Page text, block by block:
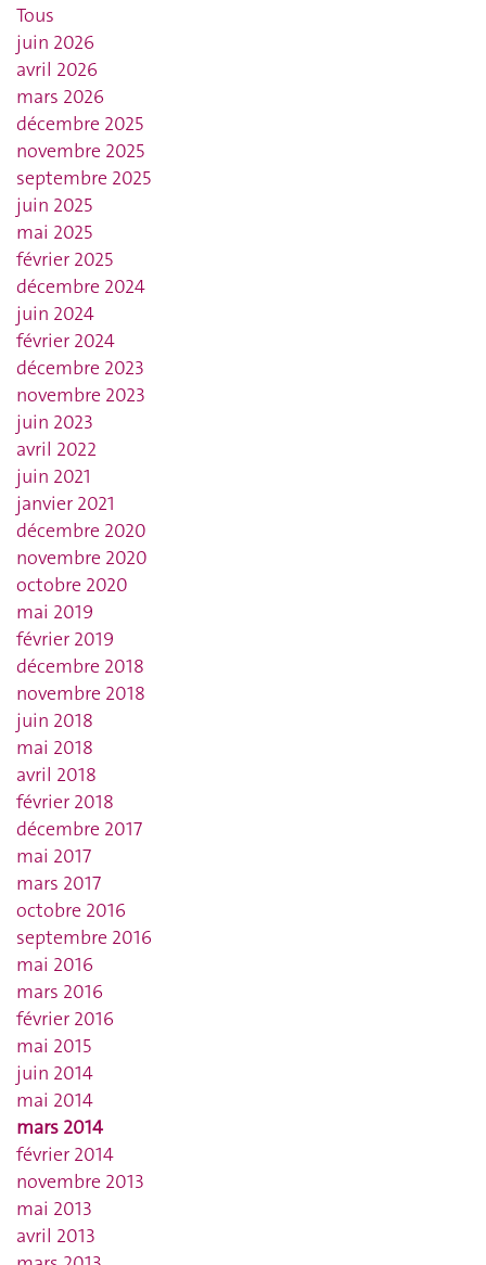
Tous
juin 2026
avril 2026
mars 2026
décembre 2025
novembre 2025
septembre 2025
juin 2025
mai 2025
février 2025
décembre 2024
juin 2024
février 2024
décembre 2023
novembre 2023
juin 2023
avril 2022
juin 2021
janvier 2021
décembre 2020
novembre 2020
octobre 2020
mai 2019
février 2019
décembre 2018
novembre 2018
juin 2018
mai 2018
avril 2018
février 2018
décembre 2017
mai 2017
mars 2017
octobre 2016
septembre 2016
mai 2016
mars 2016
février 2016
mai 2015
juin 2014
mai 2014
mars 2014
février 2014
novembre 2013
mai 2013
avril 2013